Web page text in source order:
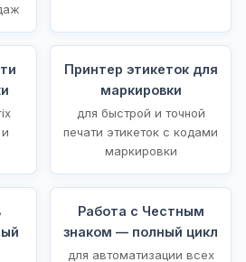
Принтер этикеток для
маркировки
для быстрой и точной
печати этикеток с кодами
маркировки
Работа с Честным
знаком — полный цикл
для автоматизации всех